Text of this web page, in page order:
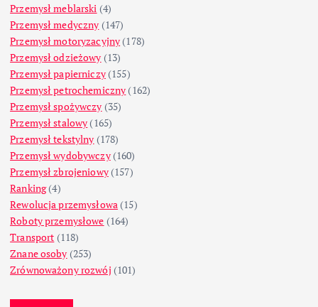
Przemysł meblarski (4)
Przemysł medyczny (147)
Przemysł motoryzacyjny (178)
Przemysł odzieżowy (13)
Przemysł papierniczy(155)
Przemysł petrochemiczny (162)
Przemysł spożywczy (35)
Przemysł stalowy (165)
Przemysł tekstylny (178)
Przemysł wydobywczy(160)
Przemysł zbrojeniowy(157)
Ranking(4)
Rewolucja przemysłowa (15)
Roboty przemysłowe (164)
Transport (118)
Znane osoby (253)
Zrównoważony rozwój (101)